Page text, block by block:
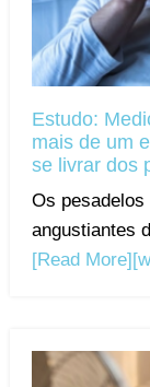
Estudo:
mais de um
se livrar dos
Os
angustiantes
[Read More]